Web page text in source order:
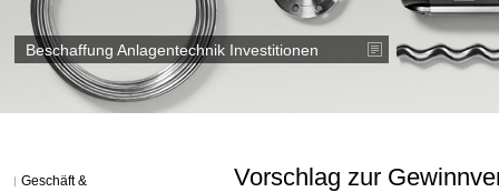
Beschaffung Anlagentechnik Investitionen
Vorschlag zur
Geschäft &